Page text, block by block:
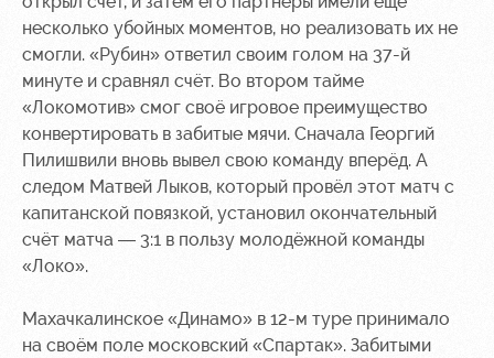
спортом
Парковка
Информация
для
болельщиков
МГН
несколько убойных моментов, но реализовать их не
смогли. «Рубин» ответил своим голом на 37-й
минуте и сравнял счёт. Во втором тайме
«Локомотив» смог своё игровое преимущество
конвертировать в забитые мячи. Сначала Георгий
Пилишвили вновь вывел свою команду вперёд. А
следом Матвей Лыков, который провёл этот матч с
капитанской повязкой, установил окончательный
счёт матча — 3:1 в пользу молодёжной команды
«Локо».
Махачкалинское «Динамо» в 12-м туре принимало
на своём поле московский «Спартак». Забитыми